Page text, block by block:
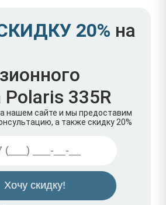
20% на
335R
нашем сайте и мы предоставим
а также скидку 20%